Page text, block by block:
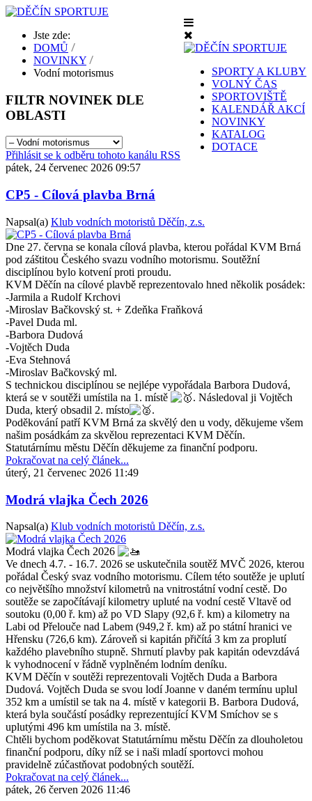
SPORTY A KLUBY
VOLNÝ ČAS
SPORTOVIŠTĚ
KALENDÁŘ AKCÍ
NOVINKY
KATALOG
DOTACE
Jste zde:
DOMŮ
NOVINKY
Vodní motorismus
FILTR NOVINEK DLE
OBLASTI
Přihlásit se k odběru tohoto kanálu RSS
pátek, 24 červenec 2026 09:57
CP5 - Cílová plavba Brná
Napsal(a) Klub vodních motoristů Děčín, z.s.
Dne 27. června se konala cílová plavba, kterou pořádal KVM Brná
pod záštitou Českého svazu vodního motorismu. Soutěžní
disciplínou bylo kotvení proti proudu.
KVM Děčín na cílové plavbě reprezentovalo hned několik posádek:
-Jarmila a Rudolf Krchovi
-Miroslav Bačkovský st. + Zdeňka Fraňková
-Pavel Duda ml.
-Barbora Dudová
-Vojtěch Duda
-Eva Stehnová
-Miroslav Bačkovský ml.
S technickou disciplínou se nejlépe vypořádala Barbora Dudová,
která se v soutěži umístila na 1. místě
. Následoval ji Vojtěch
Duda, který obsadil 2. místo
.
Poděkování patří KVM Brná za skvělý den u vody, děkujeme všem
našim posádkám za skvělou reprezentaci KVM Děčín.
Statutárnímu městu Děčín děkujeme za finanční podporu.
Pokračovat na celý článek...
úterý, 21 červenec 2026 11:49
Modrá vlajka Čech 2026
Napsal(a) Klub vodních motoristů Děčín, z.s.
Modrá vlajka Čech 2026
Ve dnech 4.7. - 16.7. 2026 se uskutečnila soutěž MVČ 2026, kterou
pořádal Český svaz vodního motorismu. Cílem této soutěže je uplutí
co největšího množství kilometrů na vnitrostátní vodní cestě. Do
soutěže se započítávají kilometry upluté na vodní cestě Vltavě od
soutoku (0,00 ř. km) až po VD Slapy (92,6 ř. km) a kilometry na
Labi od Přelouče nad Labem (949,2 ř. km) až po státní hranici ve
Hřensku (726,6 km). Zároveň si kapitán přičítá 3 km za proplutí
každého plavebního stupně. Shrnutí plavby pak kapitán odevzdává
k vyhodnocení v řádně vyplněném lodním deníku.
KVM Děčín v soutěži reprezentovali Vojtěch Duda a Barbora
Dudová. Vojtěch Duda se svou lodí Joanne v daném termínu uplul
352 km a umístil se tak na 4. místě v kategorii B. Barbora Dudová,
která byla součástí posádky reprezentující KVM Smíchov se s
uplutými 496 km umístila na 3. místě.
Chtěli bychom poděkovat Statutárnímu městu Děčín za dlouholetou
finanční podporu, díky níž se i naši mladí sportovci mohou
pravidelně zúčastňovat podobných soutěží.
Pokračovat na celý článek...
pátek, 26 červen 2026 11:46